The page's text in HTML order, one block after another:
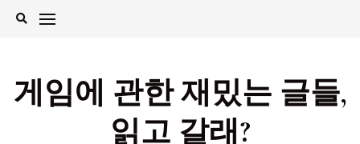
Skip
게임에 관한 재밌는 글들,
읽고 갈래?